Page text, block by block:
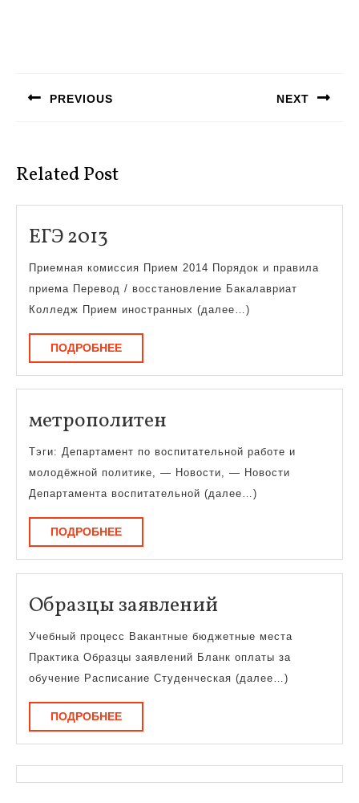
записям
PREVIOUS NEXT
Related Post
ЕГЭ 2013
2013
Приемная комиссия Прием 2014 Порядок и правила
приема Перевод / восстановление Бакалавриат
Колледж Прием иностранных (далее…)
ПОДРОБНЕЕПОДРОБНЕЕ
метрополитен
Тэги: Департамент по воспитательной работе и
молодёжной политике, — Новости, — Новости
Департамента воспитательной (далее…)
ПОДРОБНЕЕПОДРОБНЕЕ
Образцы заявлений
заявлений
Учебный процесс Вакантные бюджетные места
Практика Образцы заявлений Бланк оплаты за
обучение Расписание Студенческая (далее…)
ПОДРОБНЕЕПОДРОБНЕЕ